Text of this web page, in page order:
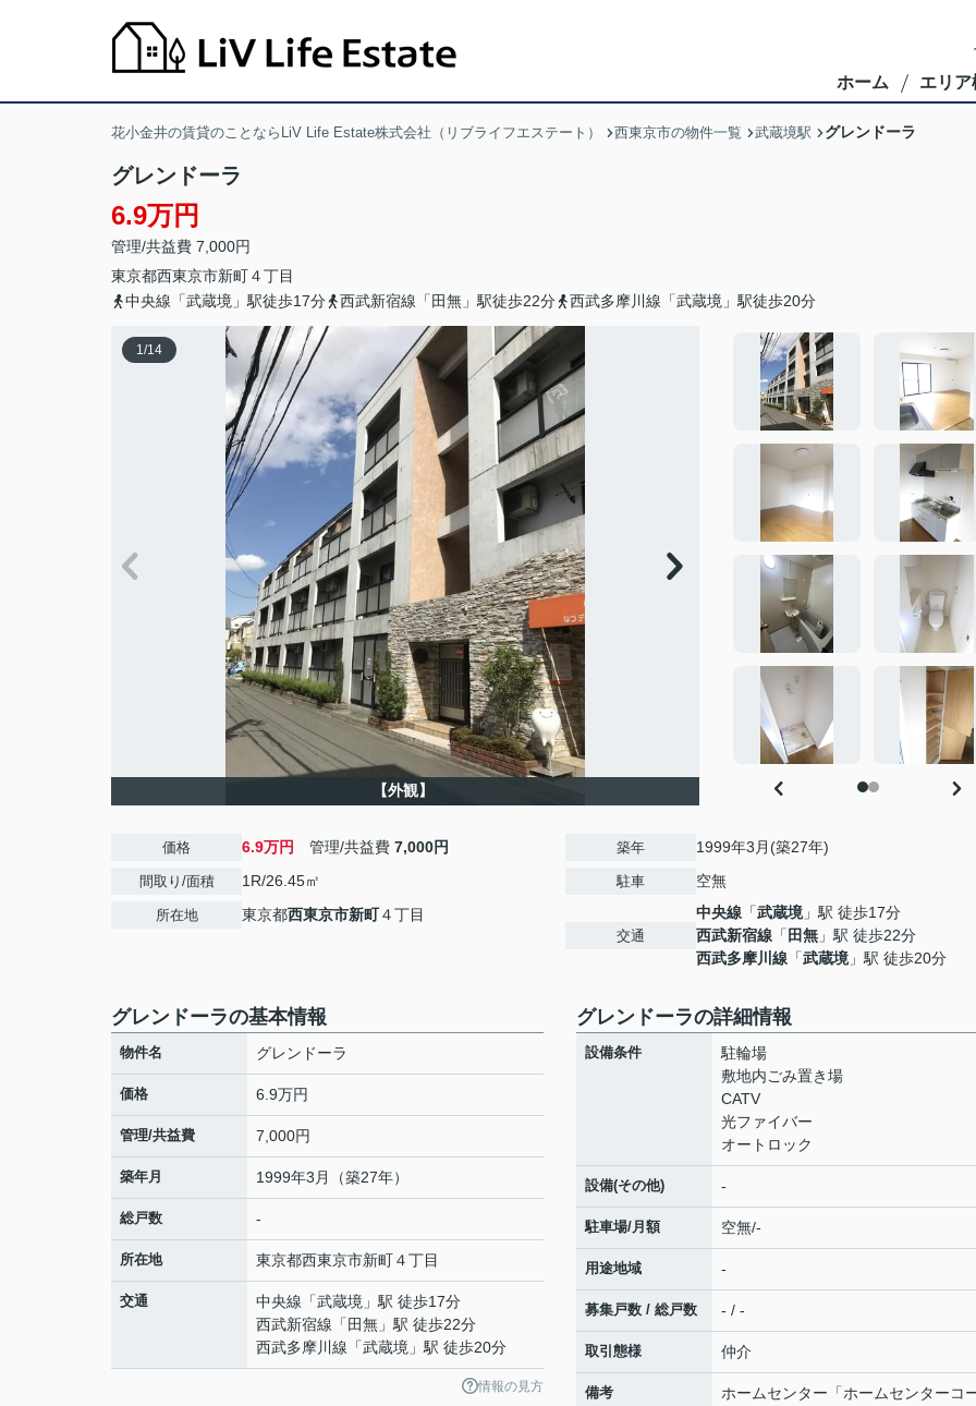
ホーム エリア
花小金井の賃貸のことならLiV Life Estate株式会社（リブライフエステート） 西東京市の物件一覧 武蔵境駅 グレンドーラ
グレンドーラ
6.9万円
管理/共益費 7,000円
東京都西東京市新町４丁目
中央線「武蔵境」駅徒歩17分
西武新宿線「田無」駅徒歩22分 西武多摩川線「武蔵境」駅徒歩20分
1/14
【外観】
価格 6.9万円 管理/共益費 7,000円
間取り/面積 1R/26.45㎡
所在地 東京都西東京市新町４丁目
築年 1999年3月(築27年)
駐車 空無
交通
中央線 「武蔵境」駅 徒歩17分
西武新宿線 「 田無 」駅 徒歩22分
西武多摩川線 「武蔵境」駅 徒歩20分
グレンドーラの基本情報
物件名 グレンドーラ
価格 6.9万円
管理/共益費 7,000円
築年月 1999年3月（築27年）
総戸数 -
所在地 東京都西東京市新町４丁目
交通 中央線 「武蔵境 」駅 徒歩17分
西武新宿線 「 田無 」駅 徒歩22分
西武多摩川線 「武蔵境 」駅 徒歩20分
情報の見方
グレンドーラの詳細情報
設備条件
駐輪場
敷地内ごみ置き場
CATV
光ファイバー
オートロック
設備(その他) -
駐車場/月額 空無/-
用途地域 -
募集戸数 / 総戸数 - / -
取引態様 仲介
備考
ホームセンター「ホームセンターコ